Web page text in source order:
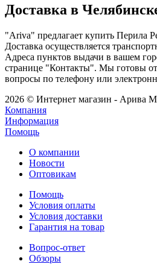
Доставка в
"Ariva" предлагает купить Перила
Доставка осуществляется
Адреса пунктов выдачи в вашем
странице "Контакты". Мы готовы
вопросы по телефону или
2026 © Интернет магазин - Арива
Компания
Информация
Помощь
О компании
Новости
Оптовикам
Помощь
Условия оплаты
Условия доставки
Гарантия на товар
Вопрос-ответ
Обзоры